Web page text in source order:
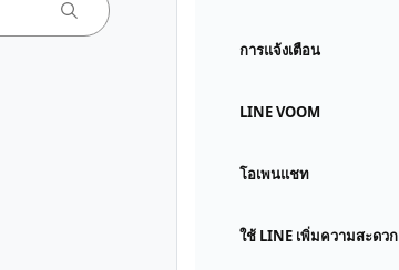
การแจ้งเตือน
LINE VOOM
โอเพนแชท
ใช้ LINE เพิ่มความสะดวก